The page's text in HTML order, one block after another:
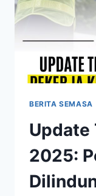
BERITA SEMASA
Update
2025: